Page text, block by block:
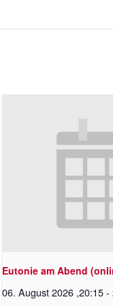
Eutonie am Abend
06. August 2026 ,20:15 -